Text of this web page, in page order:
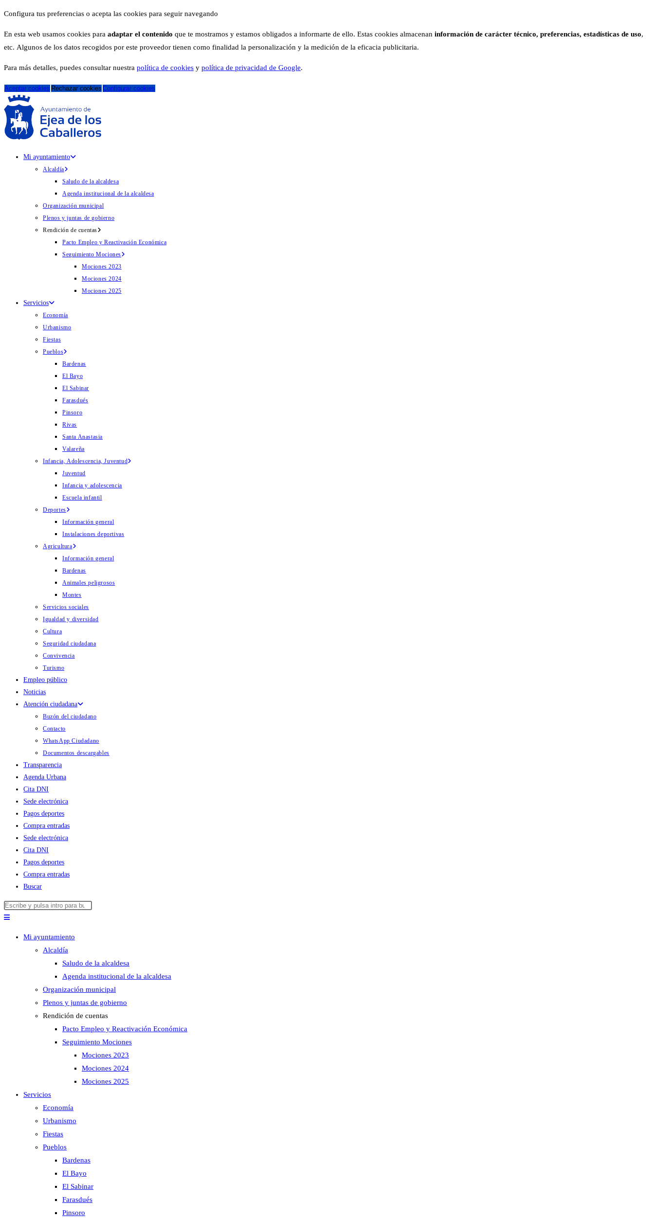
Configura tus preferencias o acepta las cookies para seguir navegando
En esta web usamos cookies para adaptar el contenido que te mostramos y estamos obligados a informarte de ello. Estas cookies almacenan información de carácter técnico, preferencias, estadísticas de uso,
etc. Algunos de los datos recogidos por este proveedor tienen como finalidad la personalización y la medición de la eficacia publicitaria.
Para más detalles, puedes consultar nuestra política de cookies y política de privacidad de Google.
Aceptar cookies Rechazar cookies Configurar cookies
Mi ayuntamiento
Alcaldía
Saludo de la alcaldesa
Agenda institucional de la alcaldesa
Organización municipal
Plenos y juntas de gobierno
Rendición de cuentas
Pacto Empleo y Reactivación Económica
Seguimiento Mociones
Mociones 2023
Mociones 2024
Mociones 2025
Servicios
Economía
Urbanismo
Fiestas
Pueblos
Bardenas
El Bayo
El Sabinar
Farasdués
Pinsoro
Rivas
Santa Anastasia
Valareña
Infancia, Adolescencia, Juventud
Juventud
Infancia y adolescencia
Escuela infantil
Deportes
Información general
Instalaciones deportivas
Agricultura
Información general
Bardenas
Animales peligrosos
Montes
Servicios sociales
Igualdad y diversidad
Cultura
Seguridad ciudadana
Convivencia
Turismo
Empleo público
Noticias
Atención ciudadana
Buzón del ciudadano
Contacto
WhatsApp Ciudadano
Documentos descargables
Transparencia
Agenda Urbana
Cita DNI
Sede electrónica
Pagos deportes
Compra entradas
Sede electrónica
Cita DNI
Pagos deportes
Compra entradas
Buscar
Buscar
en
panel
de
búsqueda.
Mi ayuntamiento
Alcaldía
Saludo de la alcaldesa
Agenda institucional de la alcaldesa
Organización municipal
Plenos y juntas de gobierno
Rendición de cuentas
Pacto Empleo y Reactivación Económica
Seguimiento Mociones
Mociones 2023
Mociones 2024
Mociones 2025
Servicios
Economía
Urbanismo
Fiestas
Pueblos
Bardenas
El Bayo
El Sabinar
Farasdués
Pinsoro